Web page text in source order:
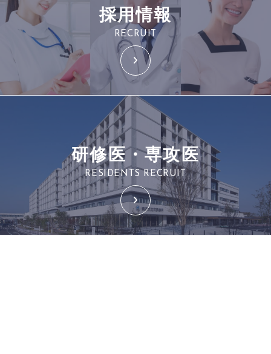
採用情報
RECRUIT
研修医・専攻医
RESIDENTS RECRUIT